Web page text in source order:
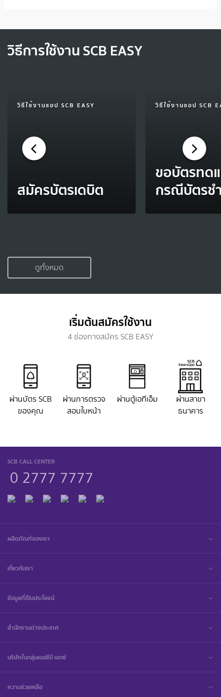
วิธีการใช้งาน SCB EASY
วิธีใช้งานแอป SCB EASY
สมัครบัตรเดบิต
วิธีใช้งานแอป SCB
ขอบัตรทด
กรณีบัตรช
ดูทั้งหมด
เริ่มต้นสมัครใช้งาน
4 ช่องทางสมัคร SCB EASY
ผ่านบัตร SCB
ของคุณ
ผ่านการตรวจ
สอบใบหน้า
ผ่านตู้เอทีเอ็ม
ผ่านสาขา
ธนาคาร
SCB CALL CENTER
0 2777 7777
ผลิตภัณฑ์ของเรา
เกี่ยวกับเรา
ข้อมูลที่เป็นประโยชน์
สำนักงานต่างประเทศ
บริษัทในกลุ่มเอสซีบี เอกซ์
ความช่วยเหลือ